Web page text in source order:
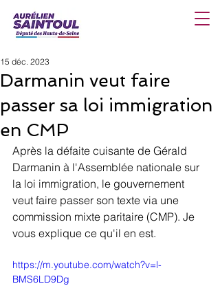
Darmanin veut faire
passer sa loi immigration
en CMP
15 déc. 2023
Après la défaite cuisante de Gérald
Darmanin à l'Assemblée nationale sur
la loi immigration, le gouvernement
veut faire passer son texte via une
commission mixte paritaire (CMP). Je
vous explique ce qu'il en est.
https://m.youtube.com/watch?v=l-
BMS6LD9Dg